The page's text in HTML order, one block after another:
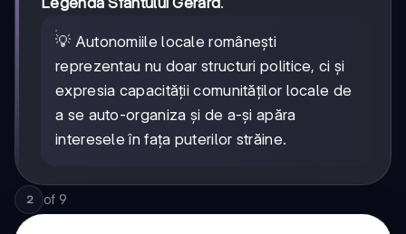
💡 Autonomiile locale românești
reprezentau nu doar structuri politice, ci și
expresia capacității comunităților locale de
a se auto-organiza și de a-și apăra
interesele în fața puterilor străine.
2 of 9